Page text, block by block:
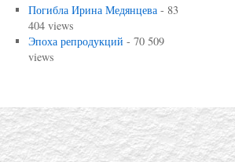
Погибла Ирина Медянцева- 83
404 views
Эпоха репродукций - 70 509
views